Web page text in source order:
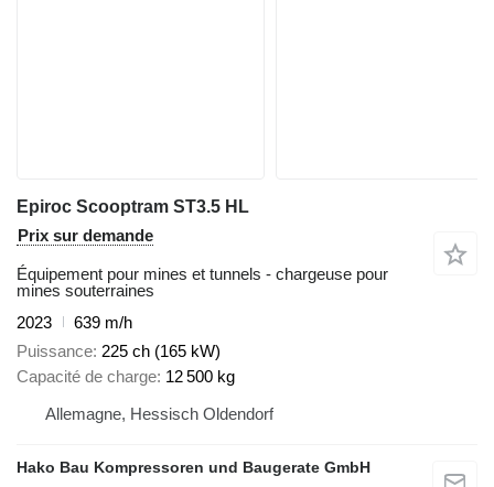
Epiroc Scooptram ST3.5 HL
Prix sur demande
Équipement pour mines et tunnels - chargeuse pour
mines souterraines
2023
639 m/h
Puissance 225 ch (165 kW)
Capacité de charge 12 500 kg
Allemagne, Hessisch Oldendorf
Hako Bau Kompressoren und Baugerate GmbH